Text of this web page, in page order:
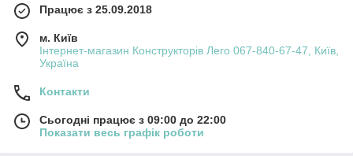
Працює з 25.09.2018
м. Київ
Інтернет-магазин Конструкторів Лего 067-840-67-47, Київ,
Україна
Контакти
Сьогодні працює з 09:00 до 22:00
Показати весь графік роботи